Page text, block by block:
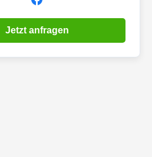
Jetzt anfragen